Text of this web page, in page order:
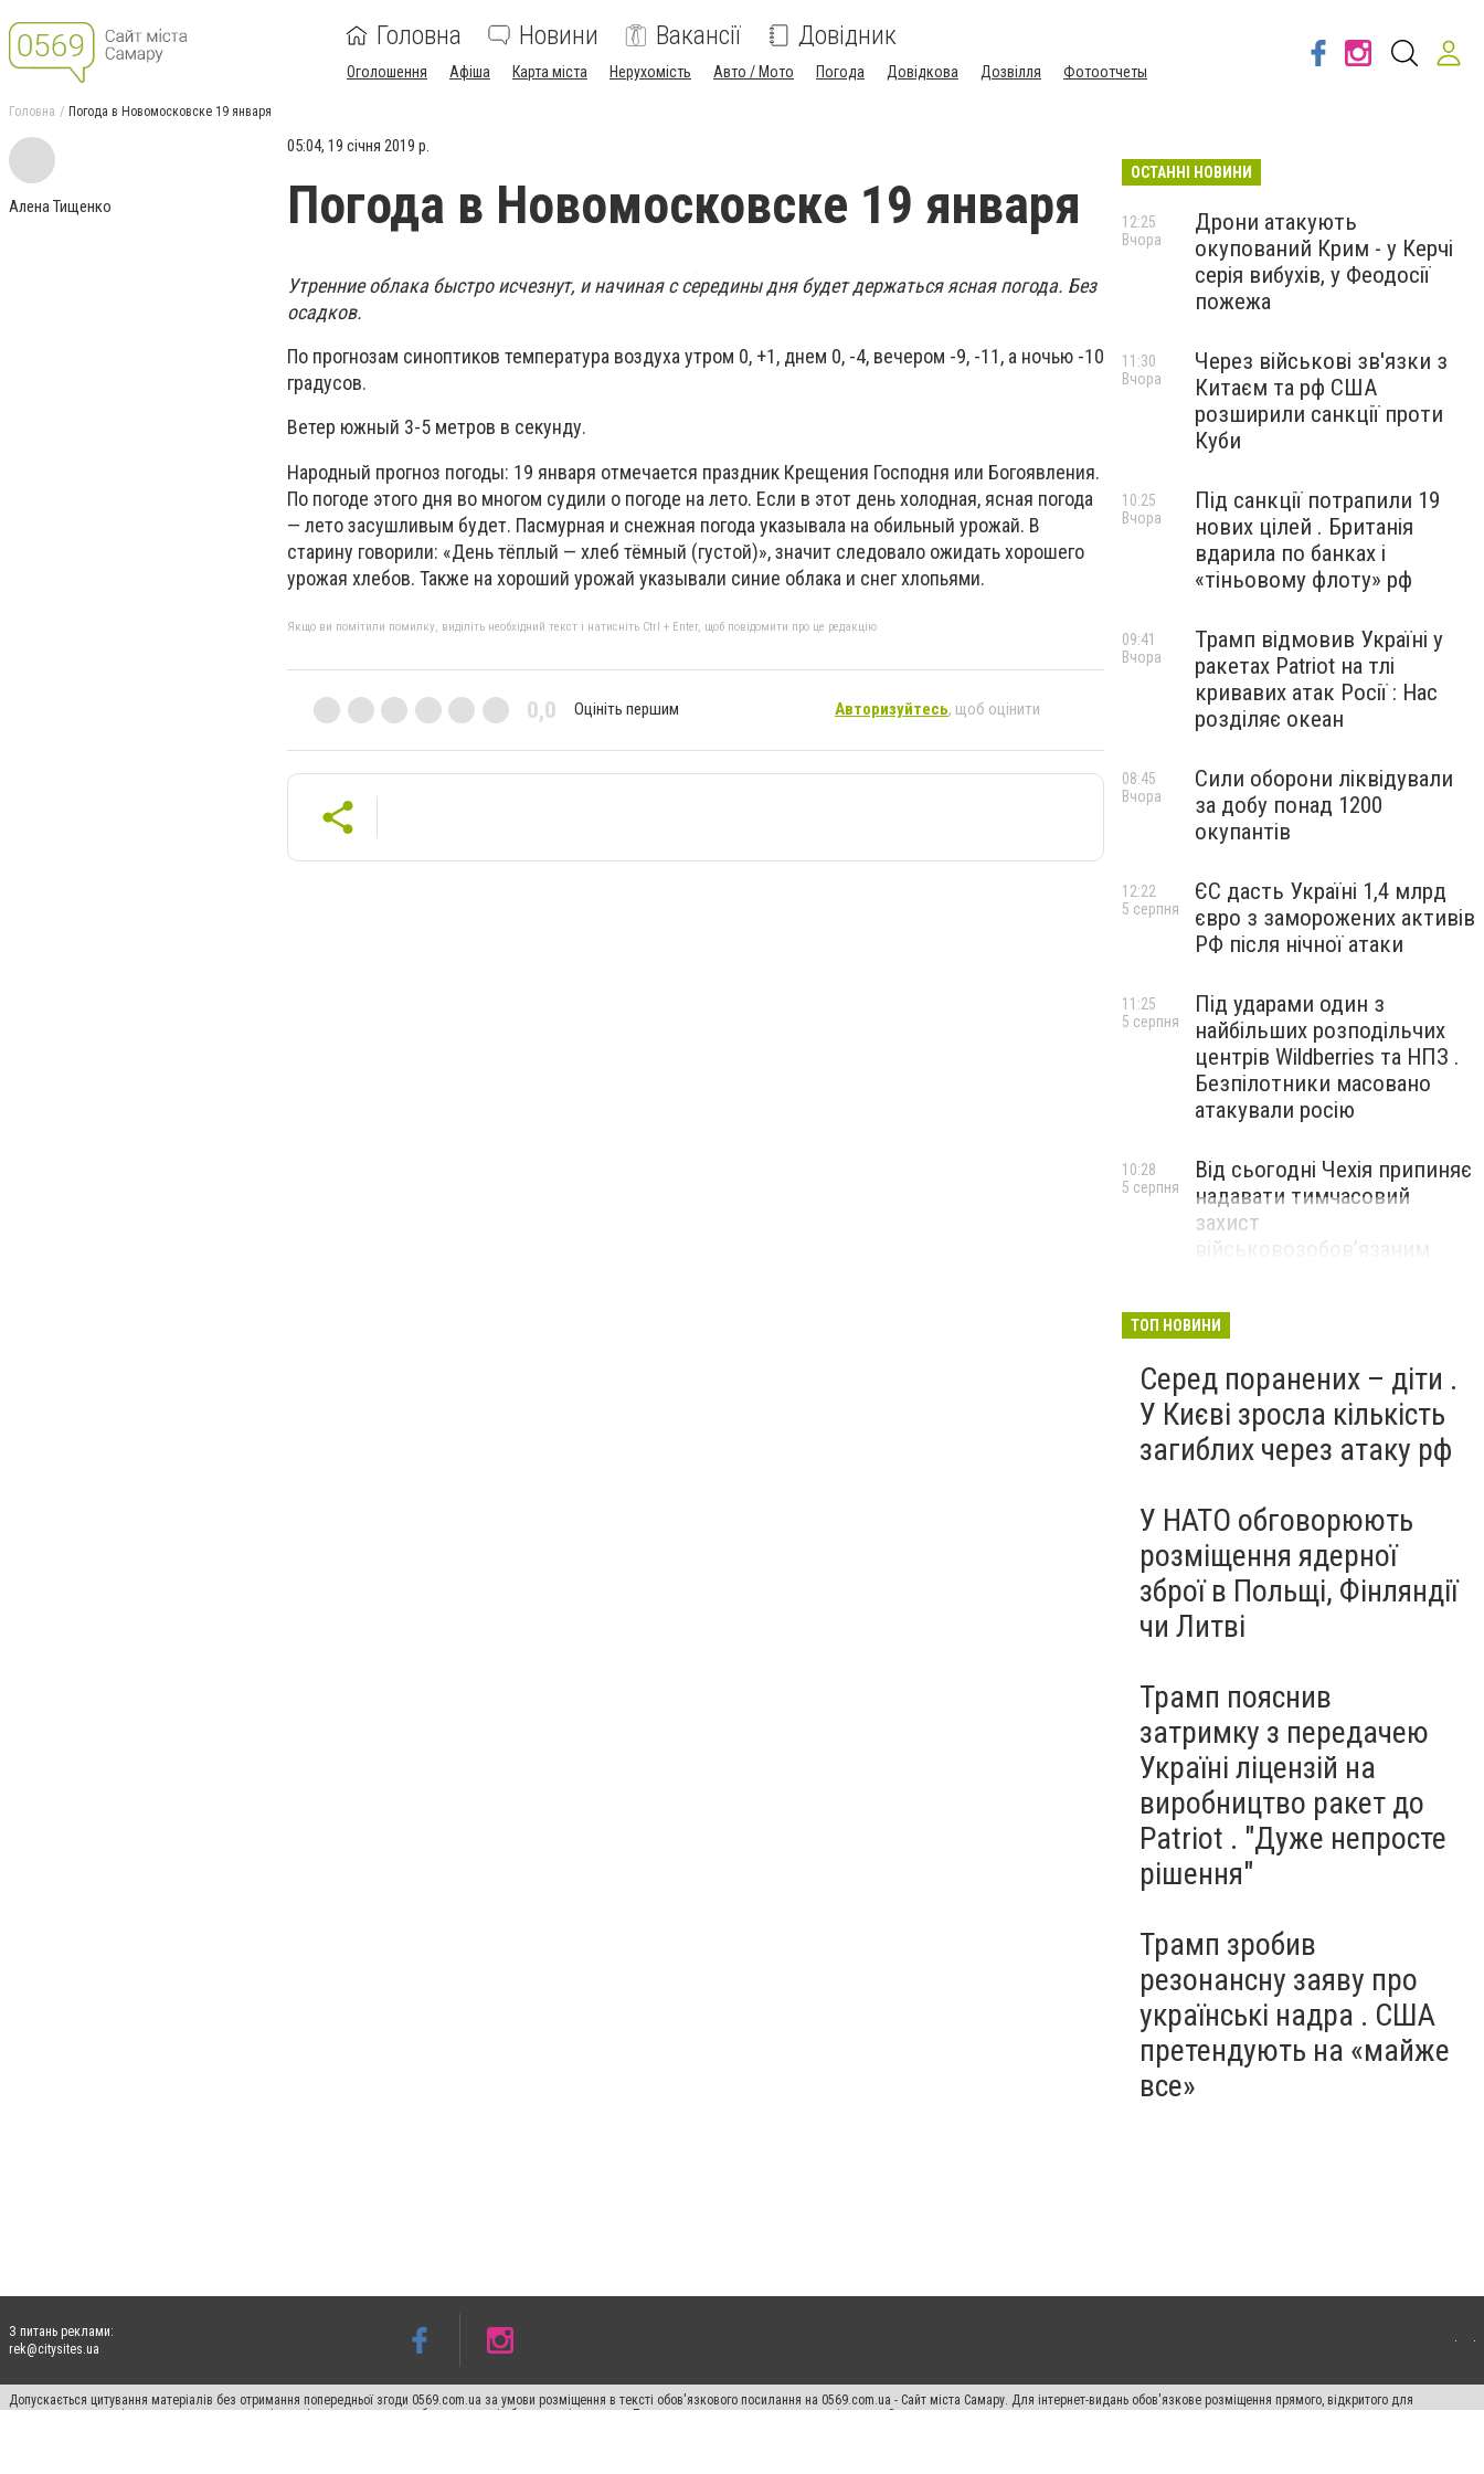
Головна Новини Вакансії Довідник
Оголошення Афіша Карта міста Нерухомість Авто / Мото Погода Довідкова Дозвілля Фотоотчеты
Головна Погода в Новомосковске 19 января
Алена Тищенко
05:04, 19 січня 2019 р.
Погода в Новомосковске 19 января
Утренние облака быстро исчезнут, и начиная с середины дня будет держаться ясная погода. Без
осадков.
По прогнозам синоптиков температура воздуха утром 0, +1, днем 0, -4, вечером -9, -11, а ночью -10
градусов.
Ветер южный 3-5 метров в секунду.
Народный прогноз погоды: 19 января отмечается праздник Крещения Господня или Богоявления.
По погоде этого дня во многом судили о погоде на лето. Если в этот день холодная, ясная погода
— лето засушливым будет. Пасмурная и снежная погода указывала на обильный урожай. В
старину говорили: «День тёплый — хлеб тёмный (густой)», значит следовало ожидать хорошего
урожая хлебов. Также на хороший урожай указывали синие облака и снег хлопьями.
Якщо ви помітили помилку, виділіть необхідний текст і натисніть Ctrl + Enter, щоб повідомити про це редакцію
0,0 Оцініть першим Авторизуйтесь, щоб оцінити
ОСТАННІ НОВИНИ
Дрони атакують
окупований Крим - у Керчі
серія вибухів, у Феодосії
пожежа
12:25
Вчора
Через військові зв'язки з
Китаєм та рф США
розширили санкції проти
Куби
11:30
Вчора
Під санкції потрапили 19
нових цілей . Британія
вдарила по банках і
«тіньовому флоту» рф
10:25
Вчора
Трамп відмовив Україні у
ракетах Patriot на тлі
кривавих атак Росії : Нас
розділяє океан
09:41
Вчора
Сили оборони ліквідували
за добу понад 1200
окупантів
08:45
Вчора
ЄС дасть Україні 1,4 млрд
євро з заморожених активів
РФ після нічної атаки
12:22
5 серпня
Під ударами один з
найбільших розподільчих
центрів Wildberries та НПЗ .
Безпілотники масовано
атакували росію
11:25
5 серпня
Від сьогодні Чехія припиняє
надавати тимчасовий
захист
військовозобов’язаним
10:28
5 серпня
ТОП НОВИНИ
Серед поранених – діти .
У Києві зросла кількість
загиблих через атаку рф
У НАТО обговорюють
розміщення ядерної
зброї в Польщі, Фінляндії
чи Литві
Трамп пояснив
затримку з передачею
Україні ліцензій на
виробництво ракет до
Patriot . "Дуже непросте
рішення"
Трамп зробив
резонансну заяву про
українські надра . США
претендують на «майже
все»
З питань реклами:
rek@citysites.ua
Допускається цитування матеріалів без отримання попередньої згоди 0569.com.ua за умови розміщення в тексті обов'язкового посилання на 0569.com.ua - Сайт міста Самару. Для інтернет-видань обов'язкове розміщення прямого, відкритого для
пошукових систем гіперпосилання на цитовані статті не нижче другого абзацу в тексті або в якості джерела. Порушення виняткових прав переслідується Законом.